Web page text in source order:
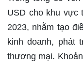
USD cho khu vực
2023, nhằm tạo
kinh doanh, phát
thương mại.